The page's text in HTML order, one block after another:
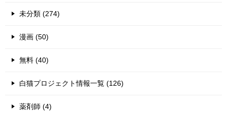
未分類 (274)
漫画 (50)
無料 (40)
白猫プロジェクト情報一覧 (126)
薬剤師 (4)